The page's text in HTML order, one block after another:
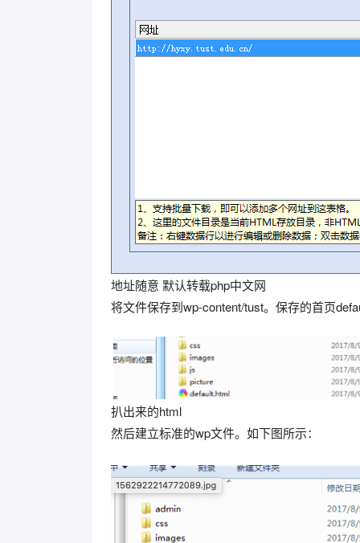
地址随意 默认转载php中文网
将文件保存到wp-content/tust。保存的首页
扒出来的html
然后建立标准的wp文件。如下图所示：